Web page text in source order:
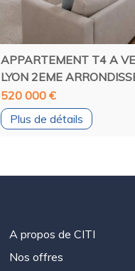
APPARTEMENT T4 A
LYON 2EME
520 000 €
Plus de détails
A propos de CITI
Nos offres